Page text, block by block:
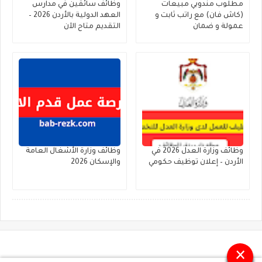
مطلوب مندوبي مبيعات
(كاش فان) مع راتب ثابت و
عمولة و ضمان
وظائف سائقين في مدارس
العهد الدولية بالأردن 2026 –
التقديم متاح الآن
وظائف وزارة العدل 2026 في
الأردن – إعلان توظيف حكومي
وظائف وزارة الأشغال العامة
والإسكان 2026
×